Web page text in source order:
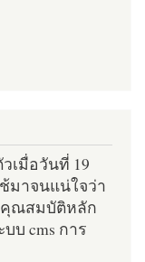
เมื่อวันที่ 19
มาจนแน่ใจว่า
คุณสมบัติหลัก
บ cms การ